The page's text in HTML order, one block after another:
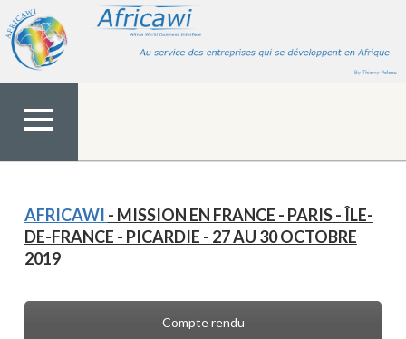
contenu
MENU
AFRICAWI - MISSION EN FRANCE - PARIS - ÎLE-
DE-FRANCE - PICARDIE - 27 AU 30 OCTOBRE
2019
Compte rendu